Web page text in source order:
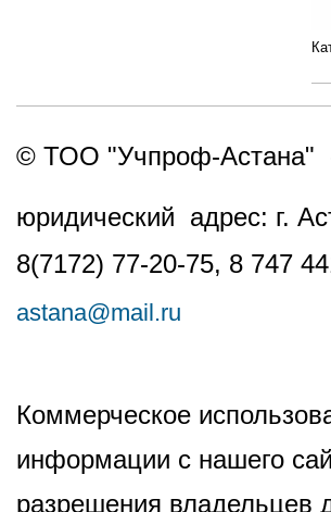
© ТОО "Учпроф-Астана"
юридический адрес: г.
8(7172) 77-20-75, 8 747
astana@mail.ru
Коммерческое
информации с нашего
разрешения владельцев